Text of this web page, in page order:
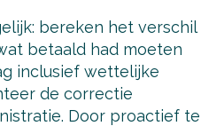
bereken het verschil
betaald had moeten
inclusief wettelijke
de correctie
Door proactief te